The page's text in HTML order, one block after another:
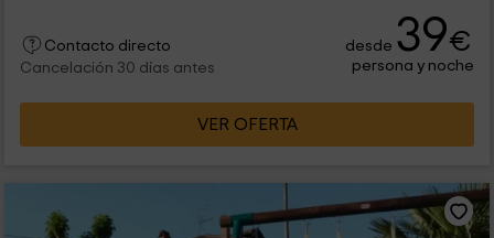
Contacto directo
Cancelación 30 días antes
desde 39€
persona y noche
VER OFERTA